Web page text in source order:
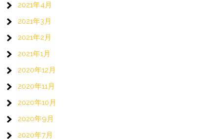
2021年4月
2021年3月
2021年2月
2021年1月
2020年12月
2020年11月
2020年10月
2020年9月
2020年7月